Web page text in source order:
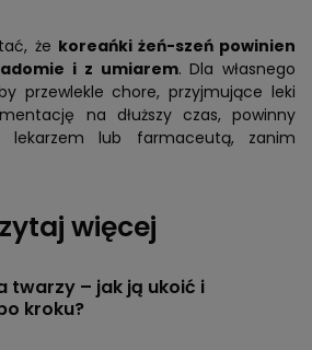
że koreańki żeń-szeń powinien
i z umiarem. Dla własnego
przewlekle chore, przyjmujące leki
na dłuższy czas, powinny
lekarzem lub farmaceutą, zanim
więcej
twarzy – jak ją ukoić i
kroku?